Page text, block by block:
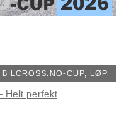
BILCROSS.NO-CUP LØP
Helt perfekt